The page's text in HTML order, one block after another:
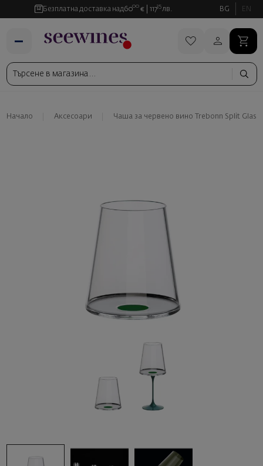
Безплатна доставка над6000 € 11735 лв. BG EN
Начало Аксесоари Чаша за червено вино Trebonn Split Glass